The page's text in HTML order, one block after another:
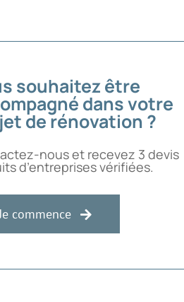
souhaitez être
dans votre
de rénovation ?
nous et recevez 3 devis
d’entreprises vérifiées.
commence